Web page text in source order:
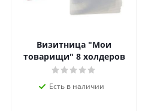
Визитница "Мои
товарищи" 8 холдеров
Есть в наличии